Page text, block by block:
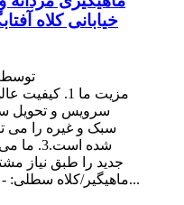
خیابانی کلاه
توسط
مزیت ما 1.
سبک و غیره را می
شده
جدید را طبق نیاز
ماهیگیر/کلاه سطلی: - تمام مدل های کلاه روی...